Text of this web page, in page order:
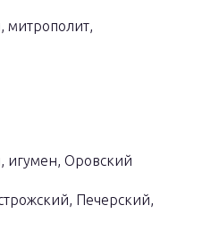
митрополит,
игумен, Оровский
Печерский,